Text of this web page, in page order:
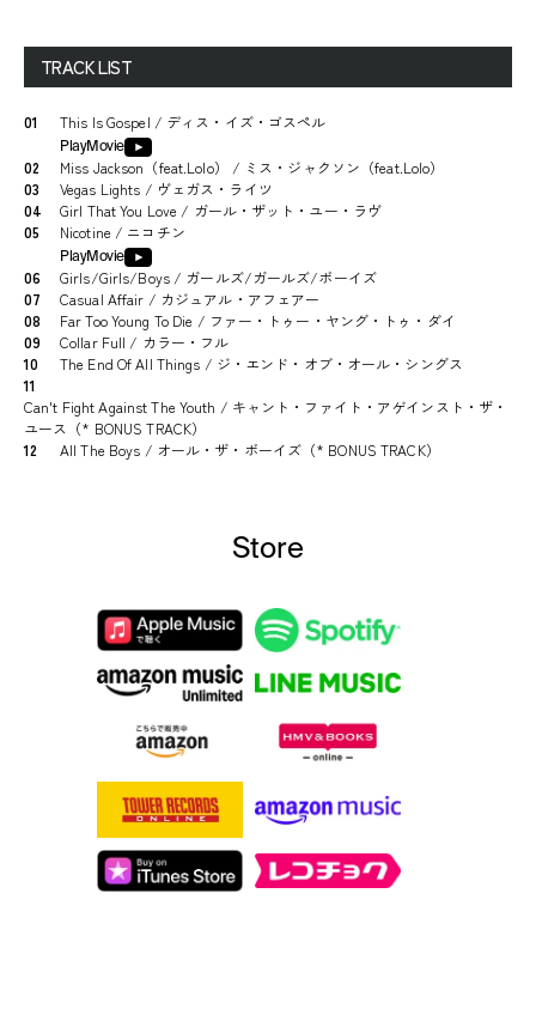
TRACK LIST
01 This Is Gospel / ディス・イズ・ゴスペル
PlayMovie
02
Miss Jackson（feat.Lolo） / ミス・ジャクソン（feat.Lolo）
03
Vegas Lights / ヴェガス・ライツ
04
Girl That You Love / ガール・ザット・ユー・ラヴ
05
Nicotine / ニコチン
PlayMovie
06
Girls/Girls/Boys / ガールズ/ガールズ/ボーイズ
07
Casual Affair / カジュアル・アフェアー
08
Far Too Young To Die / ファー・トゥー・ヤング・トゥ・ダイ
09
Collar Full / カラー・フル
10
The End Of All Things / ジ・エンド・オブ・オール・シングス
11
Can't Fight Against The Youth / キャント・ファイト・アゲインスト・ザ・
ユース（* BONUS TRACK）
12
All The Boys / オール・ザ・ボーイズ（* BONUS TRACK）
Store